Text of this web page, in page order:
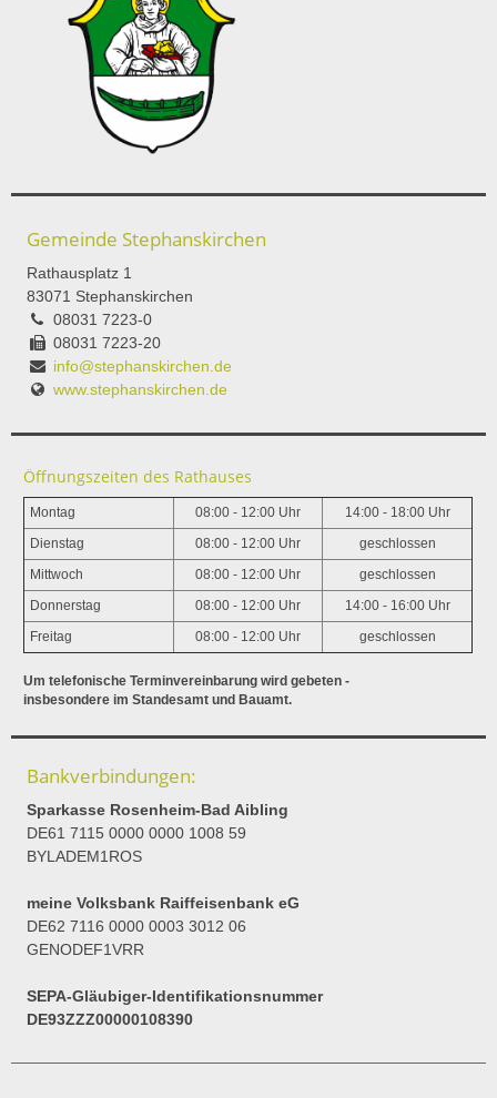
Gemeinde Stephanskirchen
Rathausplatz 1
83071 Stephanskirchen
08031 7223-0
08031 7223-20
info@stephanskirchen.de
www.stephanskirchen.de
Öffnungszeiten des Rathauses
Montag 08:00 - 12:00 Uhr 14:00 - 18:00 Uhr
Dienstag 08:00 - 12:00 Uhr geschlossen
Mittwoch 08:00 - 12:00 Uhr geschlossen
Donnerstag 08:00 - 12:00 Uhr 14:00 - 16:00 Uhr
Freitag 08:00 - 12:00 Uhr geschlossen
Um telefonische Terminvereinbarung wird gebeten -
insbesondere im Standesamt und Bauamt.
Bankverbindungen:
Sparkasse Rosenheim-Bad Aibling
DE61 7115 0000 0000 1008 59
BYLADEM1ROS
meine Volksbank Raiffeisenbank eG
DE62 7116 0000 0003 3012 06
GENODEF1VRR
SEPA-Gläubiger-Identifikationsnummer
DE93ZZZ00000108390